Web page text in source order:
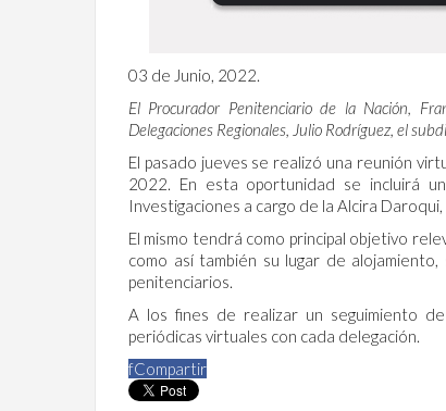
03 de Junio, 2022.
El Procurador Penitenciario de la Nación,
Delegaciones Regionales, Julio Rodríguez, el
El pasado jueves se realizó una reunión
2022. En esta oportunidad se incluirá
Investigaciones a cargo de la Alcira
El mismo tendrá como principal objetivo
como así también su lugar de
penitenciarios.
A los fines de realizar un seguimiento
periódicas virtuales con cada delegación.
fCompartir